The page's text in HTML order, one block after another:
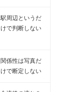
駅周辺というだ
けで判断しない
関係性は写真だ
けで断定しない